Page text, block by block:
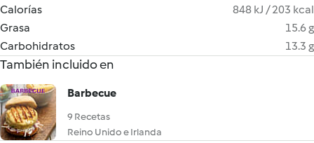
Calorías
848 kJ / 203 kcal
Grasa
15.6 g
Carbohidratos
13.3 g
También incluido en
Barbecue
9 Recetas
Reino Unido e Irlanda